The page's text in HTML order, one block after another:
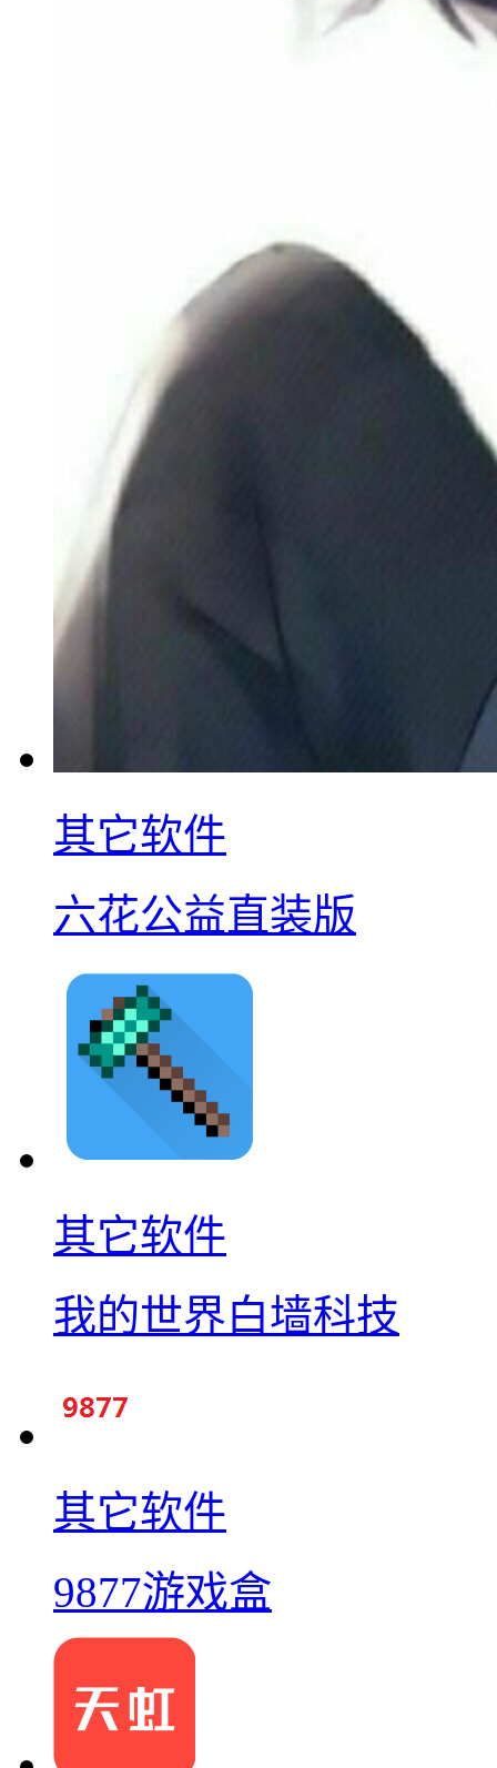
其它软件
六花公益直装版
其它软件
我的世界白墙科技
其它软件
9877游戏盒